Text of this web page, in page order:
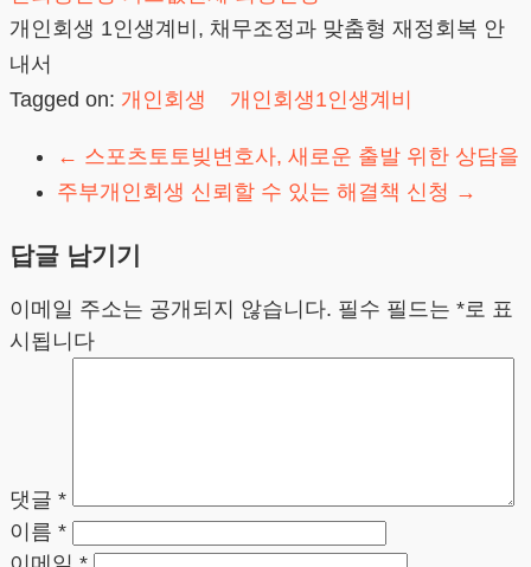
개인회생 1인생계비, 채무조정과 맞춤형 재정회복 안
내서
Tagged on: 개인회생 개인회생1인생계비
← 스포츠토토빚변호사, 새로운 출발 위한 상담을
주부개인회생 신뢰할 수 있는 해결책 신청 →
답글 남기기
이메일 주소는 공개되지 않습니다. 필수 필드는 *로 표
시됩니다
댓글 *
이름 *